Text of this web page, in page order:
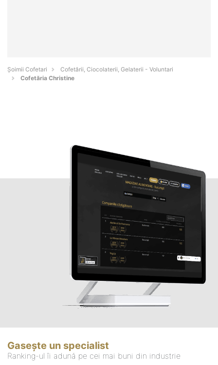
Șoimii Cofetari
Cofetării, Ciocolaterii, Gelaterii - Voluntari
Cofetăria Christine
Gasește un specialist
Ranking-ul îi adună pe cei mai buni din industrie